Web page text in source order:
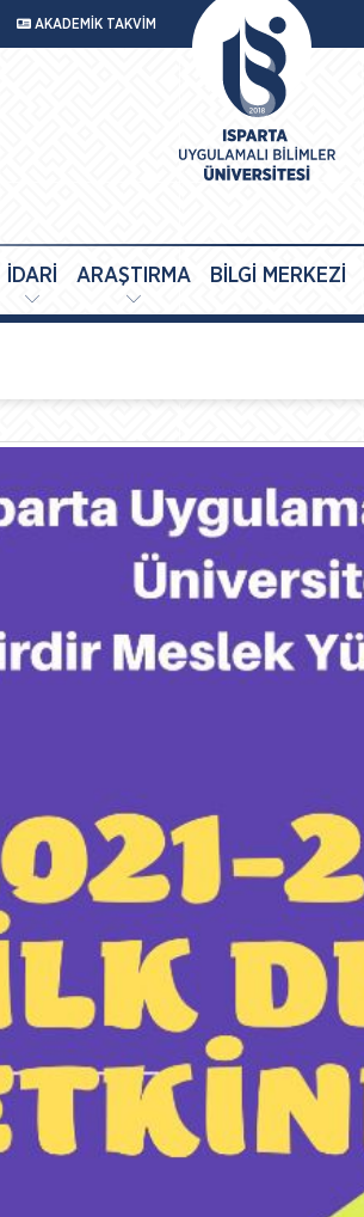
AKADEMİK TAKVİM
İDARİ ARAŞTIRMA BİLGİ MERKEZİ